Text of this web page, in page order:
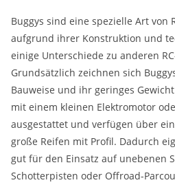
Buggys sind eine spezielle Art von
aufgrund ihrer Konstruktion und
einige Unterschiede zu anderen
Grundsätzlich zeichnen sich
Bauweise und ihr geringes
mit einem kleinen Elektromotor
ausgestattet und verfügen über
große Reifen mit Profil. Dadurch
gut für den Einsatz auf unebenen
Schotterpisten oder Offroad-